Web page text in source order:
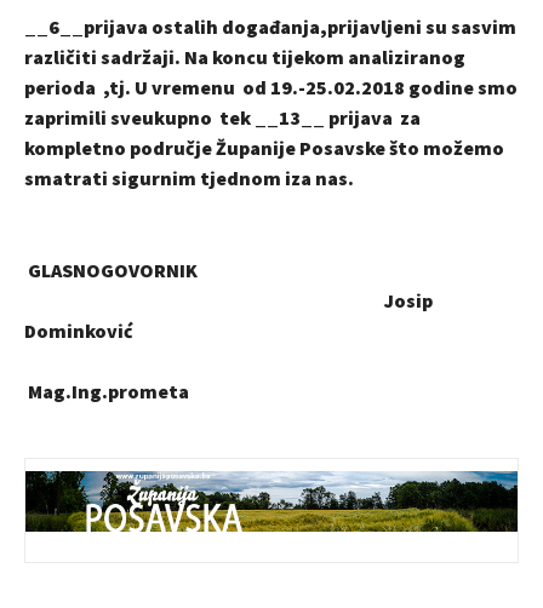
__6__prijava ostalih događanja,prijavljeni su sasvim
različiti sadržaji. Na koncu tijekom analiziranog
perioda ,tj. U vremenu od 19.-25.02.2018 godine smo
zaprimili sveukupno tek __13__ prijava za
kompletno područje Županije Posavske što možemo
smatrati sigurnim tjednom iza nas.
GLASNOGOVORNIK
Josip
Dominković
Mag.Ing.prometa